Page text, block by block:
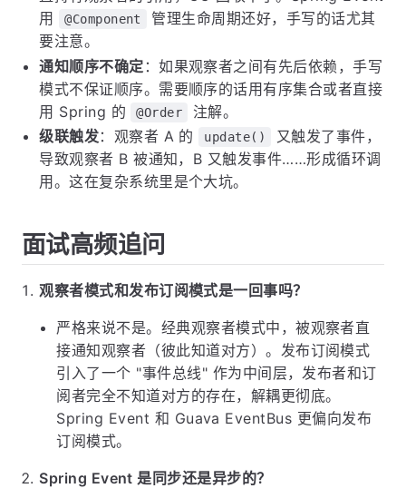
用
@Component
管理生命周期还好，手写的话尤其
要注意。
通知顺序不确定 ：如果观察者之间有先后依赖，手写
模式不保证顺序。需要顺序的话用有序集合或者直接
用 Spring 的
@Order
注解。
级联触发：观察者 A 的 update()
又触发了事件，
导致观察者 B 被通知，B 又触发事件……形成循环调
用。这在复杂系统里是个大坑。
面试高频追问
观察者模式和发布订阅模式是一回事吗？
严格来说不是。经典观察者模式中，被观察者直
接通知观察者（彼此知道对方）。发布订阅模式
引入了一个 "事件总线" 作为中间层，发布者和订
阅者完全不知道对方的存在，解耦更彻底。
Spring Event 和 Guava EventBus 更偏向发布
订阅模式。
Spring Event 是同步还是异步的？